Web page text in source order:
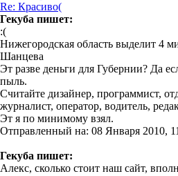
Re: Красиво(
Гекуба пишет:
:(
Нижегородская область выделит 4
Шанцева
Эт разве деньги для Губернии? Да
пыль.
Считайте дизайнер, программист,
журналист, оператор, водитель,
Эт я по минимому взял.
Отправленный на: 08 Января 2010,
Гекуба пишет:
Алекс, сколько стоит наш сайт,